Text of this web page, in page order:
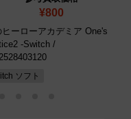
¥800
ヒーローアカデミア One's
-Switch /
ソフト